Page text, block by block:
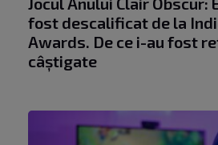
fost descalificat de la
Awards. De ce i-au fost
câștigate